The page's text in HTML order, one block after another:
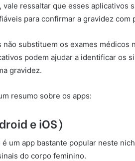
vale ressaltar que esses aplicativos
para confirmar a gravidez com
não substituem os exames médicos
podem ajudar a identificar os
gravidez.
resumo sobre os apps:
e iOS)
é um app bastante popular neste
do corpo feminino.